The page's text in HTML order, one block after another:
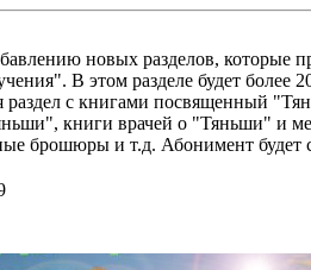
новых разделов, которые
В этом разделе будет более
раздел с книгами посвященный
книги врачей о "Тяньши" и
брошюры и т.д. Абонимент